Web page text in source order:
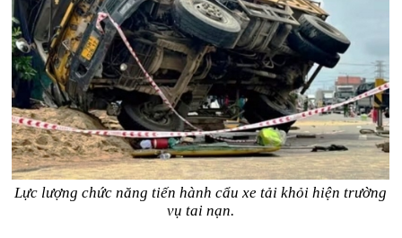
Lực lượng chức năng tiến hành cẩu xe tải khỏi hiện trường
vụ tai nạn.